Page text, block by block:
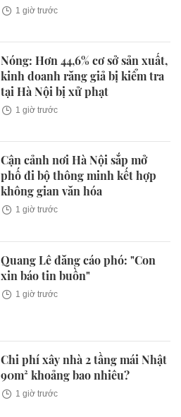
1 giờ trước
Nóng: Hơn 44,6% cơ sở sản xuất,
kinh doanh răng giả bị kiểm tra
tại Hà Nội bị xử phạt
1 giờ trước
Cận cảnh nơi Hà Nội sắp mở
phố đi bộ thông minh kết hợp
không gian văn hóa
1 giờ trước
Quang Lê đăng cáo phó: "Con
xin báo tin buồn"
1 giờ trước
Chi phí xây nhà 2 tầng mái Nhật
90m² khoảng bao nhiêu?
1 giờ trước